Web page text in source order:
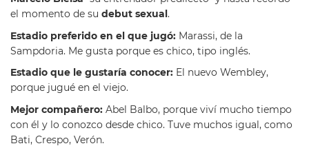
el momento de su debut sexual .
Estadio preferido en el que jugó: Marassi, de la
Sampdoria. Me gusta porque es chico, tipo inglés.
Estadio que le gustaría conocer: El nuevo Wembley,
porque jugué en el viejo.
Mejor compañero: Abel Balbo, porque viví mucho tiempo
con él y lo conozco desde chico. Tuve muchos igual, como
Bati, Crespo, Verón.